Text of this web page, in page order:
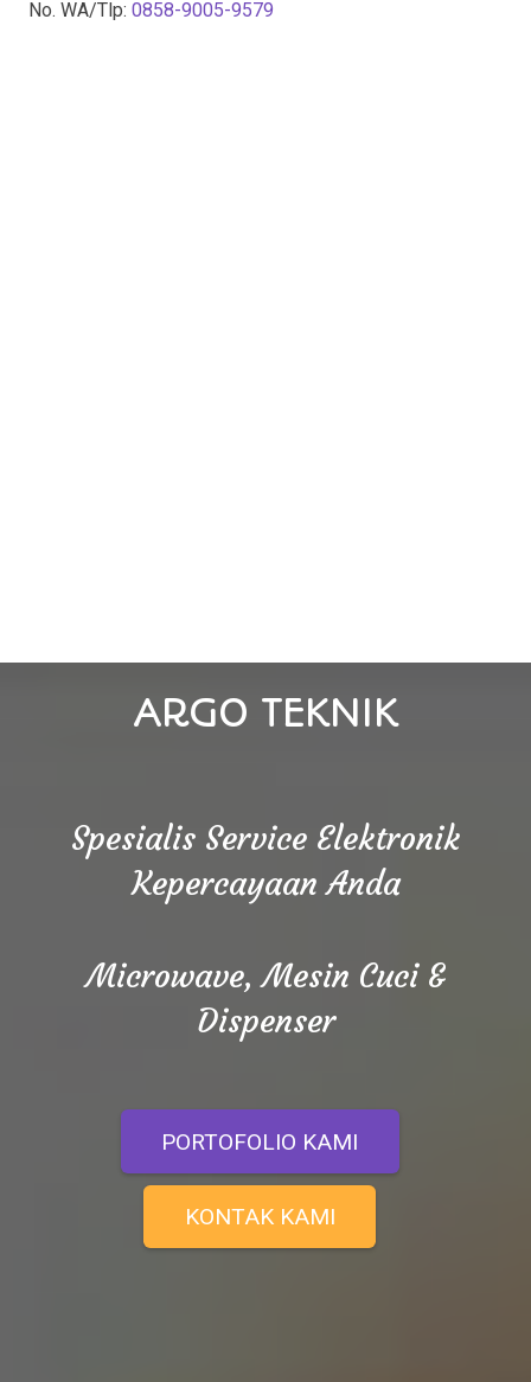
No. WA/Tlp: 0858-9005-9579
ARGO TEKNIK
Spesialis Service Elektronik
Kepercayaan Anda
Microwave, Mesin Cuci &
Dispenser
PORTOFOLIO KAMI
KONTAK KAMI